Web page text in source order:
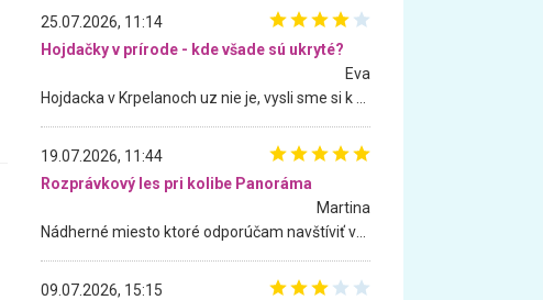
25.07.2026, 11:14
Hojdačky v prírode - kde všade sú ukryté?
Eva
19.07.2026, 11:44
Rozprávkový les pri kolibe Panoráma
Martina
09.07.2026, 15:15